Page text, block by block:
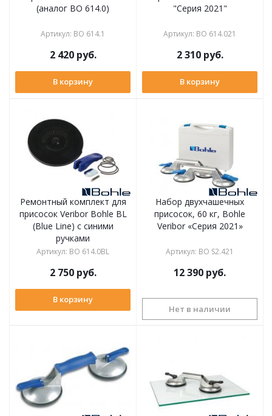
(аналог BO 614.0)
Артикул: BO 614.1
2 420руб.
В корзину
"Серия 2021"
Артикул: BO 614.021
2 310руб.
В корзину
Ремонтный комплект для
присосок Veribor Bohle BL
(Blue Line) с синими
ручками
Артикул: BO 614.0BL
2 750руб.
В корзину
Набор двухчашечных
присосок, 60 кг, Bohle
Veribor «Серия 2021»
Артикул: BO S2.421
12 390 руб.
Нет в наличии